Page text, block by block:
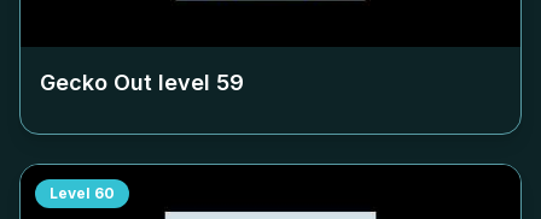
Gecko Out level 59
Level 60